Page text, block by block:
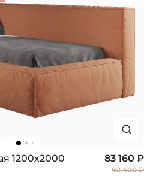
1200х2000 83 160 ₽
92 400 ₽